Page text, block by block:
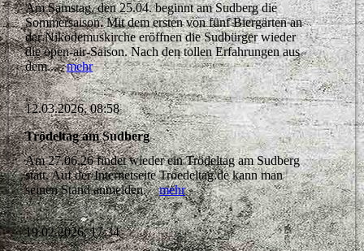
Am Samstag, den 25.04. beginnt am Sudberg die
Sommersaison. Mit dem ersten von fünf Biergärten an
der Nikodemuskirche eröffnen die Sudbürger wieder
die open-air-Saison. Nach den tollen Erfahrungen aus
dem...mehr
12.03.2026, 08:58
Trödeltag am Sudberg
Am 27.06.26 findet wieder ein Trödeltag am Sudberg
statt. Auf der Internetseite Troedeltag.de kann man
seinen Stand anmelden.mehr
19.02.2026, 17:34